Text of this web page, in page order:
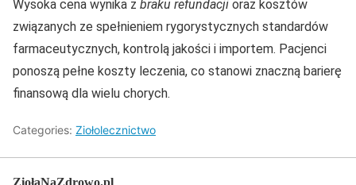
Wysoka cena wynika z braku refundacji oraz kosztów
związanych ze spełnieniem rygorystycznych standardów
farmaceutycznych, kontrolą jakości i importem. Pacjenci
ponoszą pełne koszty leczenia, co stanowi znaczną barierę
finansową dla wielu chorych.
Categories: Ziołolecznictwo